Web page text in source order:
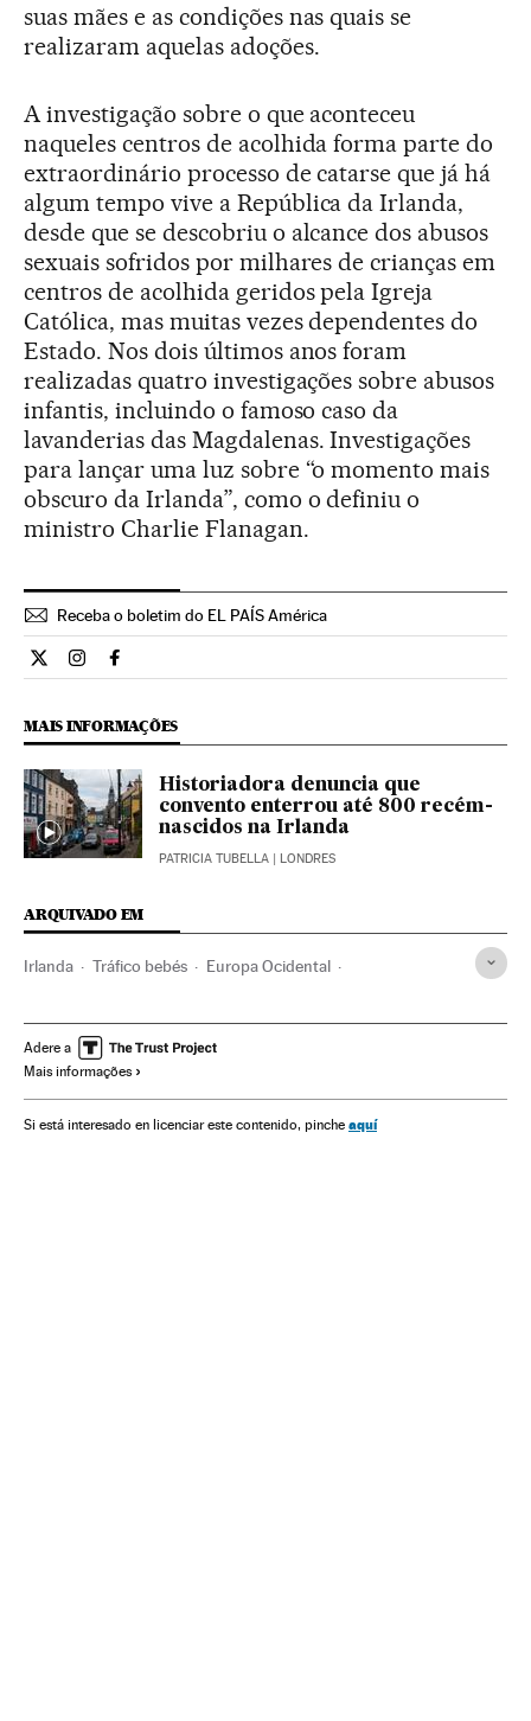
suas mães e as condições nas quais se
realizaram aquelas adoções.
A investigação sobre o que aconteceu
naqueles centros de acolhida forma parte do
extraordinário processo de catarse que já há
algum tempo vive a República da Irlanda,
desde que se descobriu o alcance dos abusos
sexuais sofridos por milhares de crianças em
centros de acolhida geridos pela Igreja
Católica, mas muitas vezes dependentes do
Estado. Nos dois últimos anos foram
realizadas quatro investigações sobre abusos
infantis, incluindo o famoso caso da
lavanderias das Magdalenas. Investigações
para lançar uma luz sobre “o momento mais
obscuro da Irlanda”, como o definiu o
ministro Charlie Flanagan.
Receba o boletim do EL PAÍS América
Internacional El País Brasil en Twitter
Internacional El País Brasil en Instagram
Internacional El País Brasil en Facebook
MAIS INFORMAÇÕES
Historiadora denuncia que
convento enterrou até 800 recém-
nascidos na Irlanda
PATRICIA TUBELLA | LONDRES
ARQUIVADO EM
Irlanda Tráfico bebés Europa Ocidental
Religião Bebês Tráfico pessoas
Tráfico de Seres humanos
Adere a
Mais informações
Si está interesado en licenciar este contenido, pinche aquí